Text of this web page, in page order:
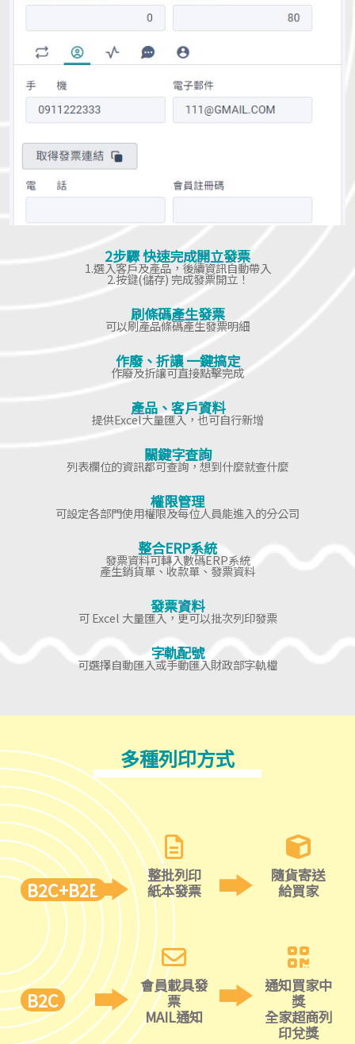
2步驟 快速完成開立發票
1.選入客戶及產品，後續資訊自動帶入
2.按鍵(儲存) 完成發票開立！
刷條碼產生發票
可以刷產品條碼產生發票明細
作廢、折讓 一鍵搞定
作廢及折讓可直接點擊完成
產品、客戶資料
提供Excel大量匯入，也可自行新增
關鍵字查詢
列表欄位的資訊都可查詢，想到什麼就查什麼
權限管理
可設定各部門使用權限及每位人員能進入的分公司
整合ERP系統
發票資料可轉入數碼ERP系統
產生銷貨單、收款單、發票資料
發票資料
可 Excel 大量匯入，更可以批次列印發票
字軌配號
可選擇自動匯入或手動匯入財政部字軌檔
多種列印方式
B2C+B2B
整批列印
紙本發票
隨貨寄送
給買家
B2C
會員載具發
票
MAIL通知
通知買家中
獎
全家超商列
印兌獎